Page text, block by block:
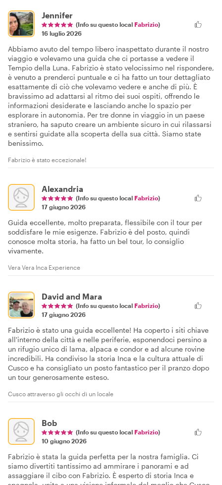
Jennifer
(Info su questo local Fabrizio)
16 luglio 2026
Abbiamo avuto del tempo libero inaspettato durante il nostro
viaggio e volevamo una guida che ci portasse a vedere il
Tempio della Luna. Fabrizio è stato velocissimo nel rispondere,
è venuto a prenderci puntuale e ci ha fatto un tour dettagliato
esattamente di ciò che volevamo vedere e anche di più. È
bravissimo ad adattarsi al ritmo dei suoi ospiti, offrendo le
informazioni desiderate e lasciando anche lo spazio per
esplorare in autonomia. Per tre donne in viaggio in un paese
straniero, ha saputo creare un ambiente sicuro in cui rilassarsi
e sentirsi guidate alla scoperta della sua città. Siamo state
benissimo.
Fabrizio è stato eccezionale!
Alexandria
(Info su questo local Fabrizio)
17 giugno 2026
Guida eccellente, molto preparata, flessibile con il tour per
soddisfare le mie esigenze. Fabrizio è del posto, quindi
conosce molta storia, ha fatto un bel tour, lo consiglio
vivamente.
Vera Vera Inca Experience
David and Mara
(Info su questo local Fabrizio)
17 giugno 2026
Fabrizio è stato una guida eccellente! Ha coperto i siti chiave
all'interno della città e nelle periferie, esponendoci persino a
un rifugio unico di lama, alpaca e condor e ad alcune rovine
incredibili. Ha condiviso la storia Inca e la cultura attuale di
Cusco e ha consigliato un posto fantastico per il pranzo dopo
un tour generosamente esteso.
Cusco attraverso gli occhi di un locale
Bob
(Info su questo local Fabrizio)
10 giugno 2026
Fabrizio è stata la guida perfetta per la nostra famiglia. Ci
siamo divertiti tantissimo ad ammirare i panorami e ad
assaggiare il cibo con Fabrizio. È esperto di storia Inca e